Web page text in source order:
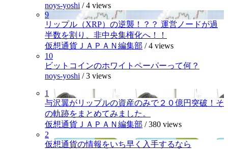
noys-yoshi /4 views
9
リップル（XRP）の逆襲！？？ 運営ノードが過
半数を割り、非中央集権化へ！！
仮想通貨ＪＡＰＡＮ編集部 /4 views
10
ビットコインのホワイトペーパーって何？
noys-yoshi /3 views
1
与沢翼がリップルの資産のみで２０億円突破！そ
の軌跡をまとめてみました。
仮想通貨ＪＡＰＡＮ編集部 /380 views
2
仮想通貨の情報をいち早く入手するなら